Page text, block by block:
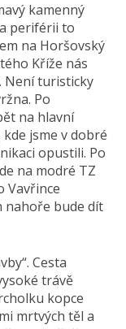
kamenný
periférii to
na Horšovský
Kříže nás
Není turisticky
Po
na hlavní
jsme v dobré
opustili. Po
na modré TZ
Vavřince
nahoře bude dít
Cesta
trávě
kopce
mrtvých těl a